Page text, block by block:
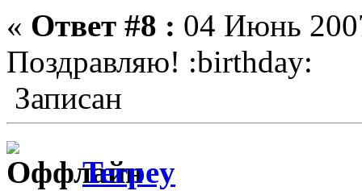
« Ответ #8 : 04 Июнь
Поздравляю! :birthday:
Записан
Terpey